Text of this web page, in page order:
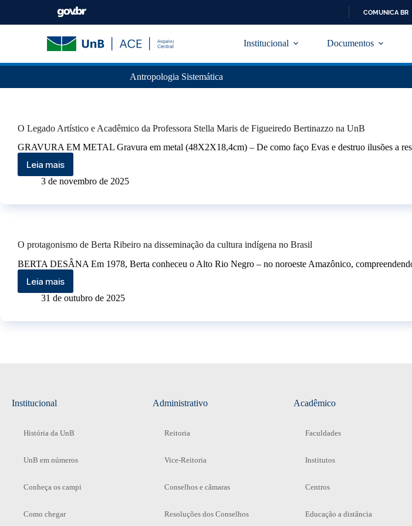
A
E
COMUNICA BR
Institucional Documentos
Antropologia Sistemática
O Legado Artístico e Acadêmico da Professora Stella Maris de Figueiredo Bertinazzo na UnB
GRAVURA EM METAL Gravura em metal (48X2X18,4cm) – De como faço Evas e destruo ilusões a
Leia mais
3 de novembro de 2025
O protagonismo de Berta Ribeiro na disseminação da cultura indígena no Brasil
BERTA DESÂNA Em 1978, Berta conheceu o Alto Rio Negro – no noroeste Amazônico,
Leia mais
31 de outubro de 2025
Institucional
História da UnB
UnB em números
Conheça os campi
Como chegar
Administrativo
Reitoria
Vice-Reitoria
Conselhos e câmaras
Resoluções dos Conselhos
Acadêmico
Faculdades
Institutos
Centros
Educação a distância